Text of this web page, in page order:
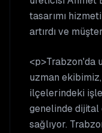
tasarımı
artırdı ve
<p>Trabzon'da
uzman
ilçelerindeki
genelinde dijital
sağlıyor.